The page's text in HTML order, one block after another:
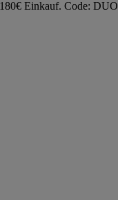
Einkauf. Code: DUO